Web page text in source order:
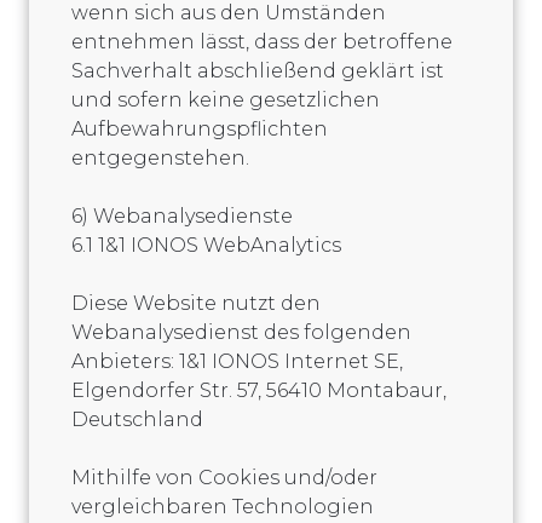
wenn sich aus den Umständen
entnehmen lässt, dass der betroffene
Sachverhalt abschließend geklärt ist
und sofern keine gesetzlichen
Aufbewahrungspflichten
entgegenstehen.
6) Webanalysedienste
6.1 1&1 IONOS WebAnalytics
Diese Website nutzt den
Webanalysedienst des folgenden
Anbieters: 1&1 IONOS Internet SE,
Elgendorfer Str. 57, 56410 Montabaur,
Deutschland
Mithilfe von Cookies und/oder
vergleichbaren Technologien